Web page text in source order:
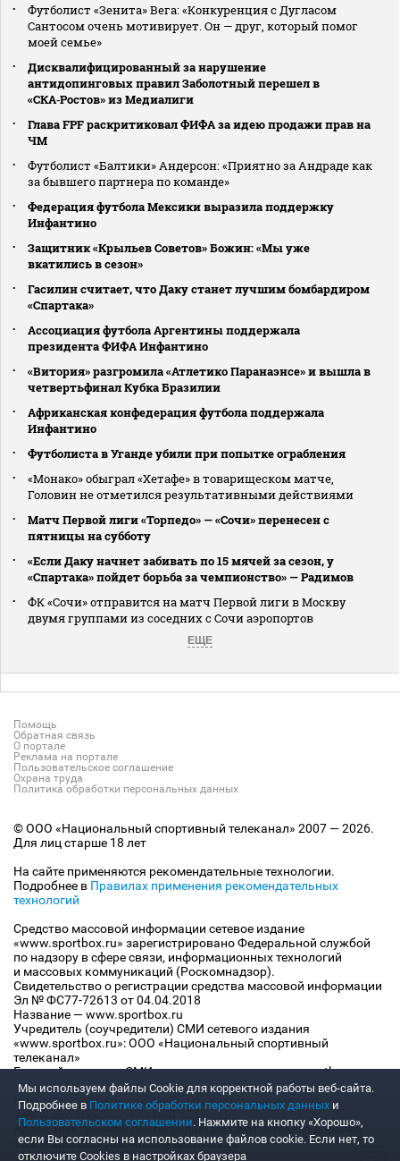
Футболист «Зенита» Вега: «Конкуренция с Дугласом
Сантосом очень мотивирует. Он — друг, который помог
моей семье»
Дисквалифицированный за нарушение
антидопинговых правил Заболотный перешел в
«СКА‑Ростов» из Медиалиги
Глава FPF раскритиковал ФИФА за идею продажи прав на
ЧМ
Футболист «Балтики» Андерсон: «Приятно за Андраде как
за бывшего партнера по команде»
Федерация футбола Мексики выразила поддержку
Инфантино
Защитник «Крыльев Советов» Божин: «Мы уже
вкатились в сезон»
Гасилин считает, что Даку станет лучшим бомбардиром
«Спартака»
Ассоциация футбола Аргентины поддержала
президента ФИФА Инфантино
«Витория» разгромила «Атлетико Паранаэнсе» и вышла в
четвертьфинал Кубка Бразилии
Африканская конфедерация футбола поддержала
Инфантино
Футболиста в Уганде убили при попытке ограбления
«Монако» обыграл «Хетафе» в товарищеском матче,
Головин не отметился результативными действиями
Матч Первой лиги «Торпедо» — «Сочи» перенесен с
пятницы на субботу
«Если Даку начнет забивать по 15 мячей за сезон, у
«Спартака» пойдет борьба за чемпионство» — Радимов
ФК «Сочи» отправится на матч Первой лиги в Москву
двумя группами из соседних с Сочи аэропортов
ЕЩЕ
Помощь
Обратная связь
О портале
Реклама на портале
Пользовательское соглашение
Охрана труда
Политика обработки персональных данных
© ООО «Национальный спортивный телеканал» 2007 — 2026.
Для лиц старше 18 лет
На сайте применяются рекомендательные технологии.
Подробнее в Правилах применения рекомендательных
технологий
Средство массовой информации сетевое издание
«www.sportbox.ru» зарегистрировано Федеральной службой
по надзору в сфере связи, информационных технологий
и массовых коммуникаций (Роскомнадзор).
Свидетельство о регистрации средства массовой информации
Эл № ФС77-72613 от 04.04.2018
Название — www.sportbox.ru
Учредитель (соучредители) СМИ сетевого издания
«www.sportbox.ru»: ООО «Национальный спортивный
телеканал»
Главный редактор СМИ сетевого издания «www.sportbox.ru»:
Конов В.А.
Номер телефона редакции СМИ сетевого издания
«www.sportbox.ru»: +7 (495) 653 8419
Адрес электронной почты редакции СМИ сетевого издания
«www.sportbox.ru»: editor@sportbox.ru
Мы используем файлы Сookie для корректной работы веб-сайта.
Подробнее в Политике обработки персональных данных и
Пользовательском соглашении. Нажмите на кнопку «Хорошо»,
если Вы согласны на использование файлов cookie. Если нет, то
отключите Cookies в настройках браузера